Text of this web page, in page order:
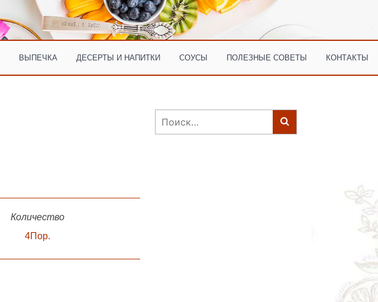
ВЫПЕЧКА ДЕСЕРТЫ И НАПИТКИ СОУСЫ ПОЛЕЗНЫЕ СОВЕТЫ КОНТАКТЫ
Количество
4Пор.
Найти: